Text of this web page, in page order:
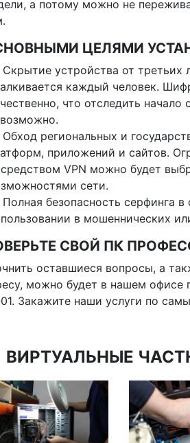
а потому можно не
ЦЕЛЯМИ
Скрытие устройства от
каждый человек.
что отследить
Обход региональных и
приложений и сайтов.
VPN можно будет
сети.
Полная безопасность серфинга
в мошеннических
СВОЙ ПК
оставшиеся вопросы, а
можно будет в нашем офисе
Закажите наши услуги по
ВИРТУАЛЬНЫЕ